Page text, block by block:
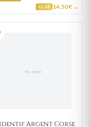
CLUB 14,50 € →
Argent Corse